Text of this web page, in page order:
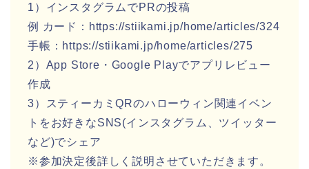
1）インスタグラムでPRの投稿
例 カード：https://stiikami.jp/home/articles/324
手帳：https://stiikami.jp/home/articles/275
2）App Store・Google Playでアプリレビュー
作成
3）スティーカミQRのハローウィン関連イベン
トをお好きなSNS(インスタグラム、ツイッター
など)でシェア
※参加決定後詳しく説明させていただきます。